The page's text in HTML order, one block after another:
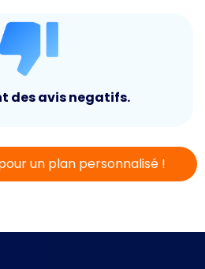
des avis negatifs.
un plan personnalisé !